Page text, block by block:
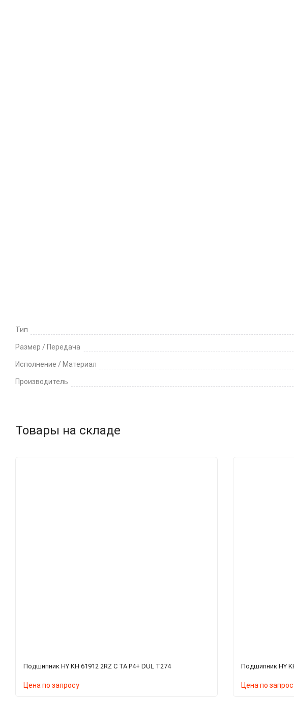
Тип
Размер / Передача
Исполнение / Материал
Производитель
Товары на складе
Подшипник HY KH 61912 2RZ C TA P4+ DUL T274
Цена по запросу
Подшипник HY
Цена по